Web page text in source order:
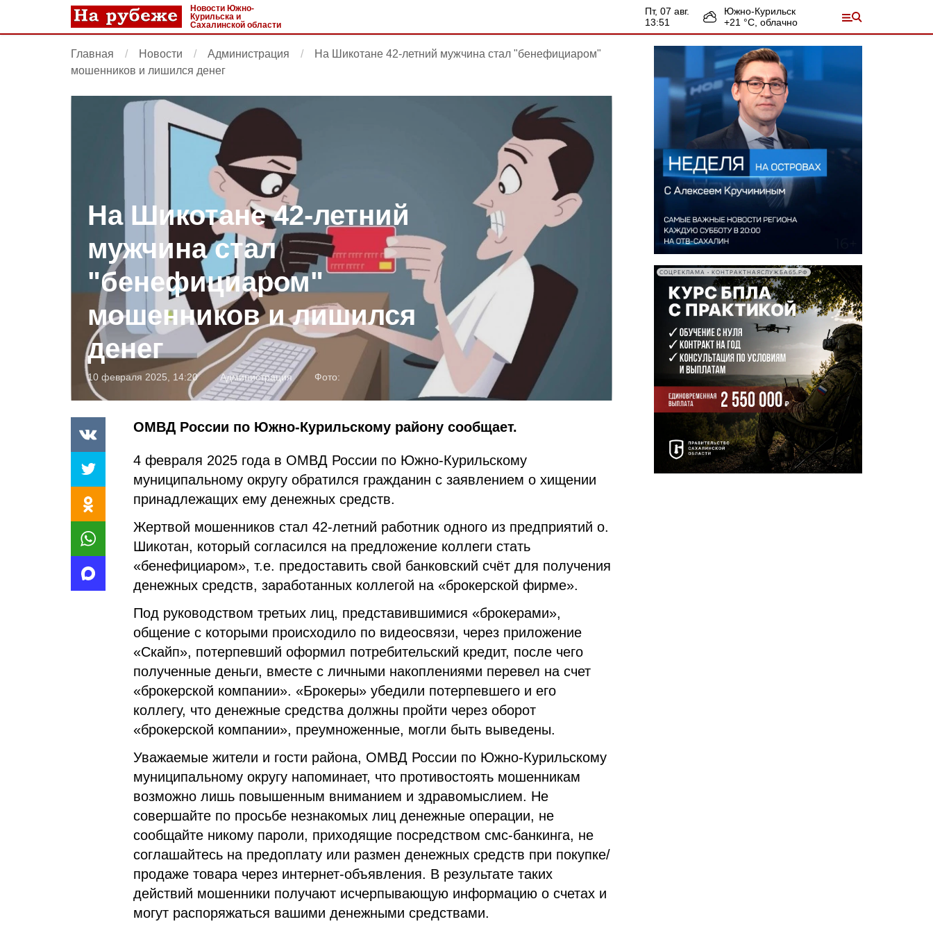
Новости Южно-
Курильска и
Сахалинской области
пт, 07 авг.
13:51
Южно-Курильск
+21 °С, облачно
Главная Новости Администрация
На Шикотане 42-летний мужчина стал "бенефициаром"
мошенников и лишился денег
На Шикотане 42-летний
мужчина стал
"бенефициаром"
мошенников и лишился
денег
10 февраля 2025, 14:20 Администрация Фото:
ОМВД России по Южно-Курильскому району сообщает.
4 февраля 2025 года в ОМВД России по Южно-Курильскому
муниципальному округу обратился гражданин с заявлением о хищении
принадлежащих ему денежных средств.
Жертвой мошенников стал 42-летний работник одного из предприятий о.
Шикотан, который согласился на предложение коллеги стать
«бенефициаром», т.е. предоставить свой банковский счёт для получения
денежных средств, заработанных коллегой на «брокерской фирме».
Под руководством третьих лиц, представившимися «брокерами»,
общение с которыми происходило по видеосвязи, через приложение
«Скайп», потерпевший оформил потребительский кредит, после чего
полученные деньги, вместе с личными накоплениями перевел на счет
«брокерской компании». «Брокеры» убедили потерпевшего и его
коллегу, что денежные средства должны пройти через оборот
«брокерской компании», преумноженные, могли быть выведены.
Уважаемые жители и гости района, ОМВД России по Южно-Курильскому
муниципальному округу напоминает, что противостоять мошенникам
возможно лишь повышенным вниманием и здравомыслием. Не
совершайте по просьбе незнакомых лиц денежные операции, не
сообщайте никому пароли, приходящие посредством смс-банкинга, не
соглашайтесь на предоплату или размен денежных средств при покупке/
продаже товара через интернет-объявления. В результате таких
действий мошенники получают исчерпывающую информацию о счетах и
могут распоряжаться вашими денежными средствами.
СОЦРЕКЛАМА • КОНТРАКТНАЯСЛУЖБА65.РФ